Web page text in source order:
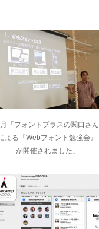
「フォントプラスの関口さん
よる『Webフォント勉強会』
が開催されました」